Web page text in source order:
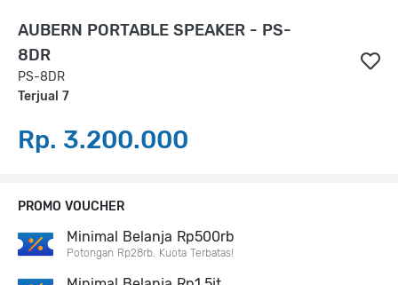
AUBERN PORTABLE SPEAKER - PS-
8DR
PS-8DR
Terjual 7
Rp. 3.200.000
PROMO VOUCHER
Minimal Belanja Rp500rb
Potongan Rp28rb. Kuota Terbatas!